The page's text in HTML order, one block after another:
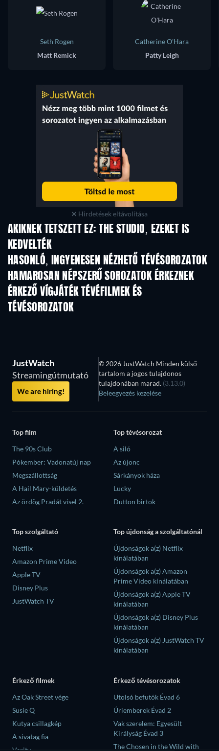
Seth Rogen
Matt Remick
Catherine O'Hara
Patty Leigh
Hirdetések eltávolítása
AKIKNEK TETSZETT EZ: THE STUDIO, EZEKET IS
KEDVELTÉK
HASONLÓ, INGYENESEN NÉZHETŐ TÉVÉSOROZATOK
TV TV
HAMAROSAN NÉPSZERŰ SOROZATOK ÉRKEZNEK
TV TV
ÉRKEZŐ VÍGJÁTÉK TÉVÉFILMEK ÉS
TÉVÉSOROZATOK
Évad 6
JustWatch
Streamingútmutató
We are hiring!
© 2026 JustWatch Minden külső
tartalom a jogos tulajdonos
tulajdonában marad. (3.13.0)
Beleegyezés kezelése
Top film
The 90s Club
Pókember: Vadonatúj nap
Megszállottság
A Hail Mary-küldetés
Az ördög Pradát visel 2.
Top tévésorozat
A siló
Az újonc
Sárkányok háza
Lucky
Dutton birtok
Top szolgáltató
Netflix
Amazon Prime Video
Apple TV
Disney Plus
JustWatch TV
Top újdonság a szolgáltatónál
Újdonságok a(z) Netflix
kínálatában
Újdonságok a(z) Amazon
Prime Video kínálatában
Újdonságok a(z) Apple TV
kínálatában
Újdonságok a(z) Disney Plus
kínálatában
Újdonságok a(z) JustWatch TV
kínálatában
Érkező filmek
Az Oak Street vége
Susie Q
Kutya csillagkép
A sivatag fia
Érkező tévésorozatok
Utolsó befutók Évad 6
Úriemberek Évad 2
Vak szerelem: Egyesült
Királyság Évad 3
The Chosen in the Wild with